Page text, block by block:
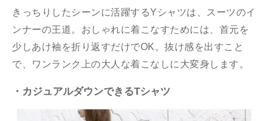
きっちりしたシーンに活躍するYシャツは、スーツのイ
ンナーの王道。おしゃれに着こなすためには、首元を
少しあけ袖を折り返すだけでOK。抜け感を出すこと
で、ワンランク上の大人な着こなしに大変身します。
・カジュアルダウンできるTシャツ